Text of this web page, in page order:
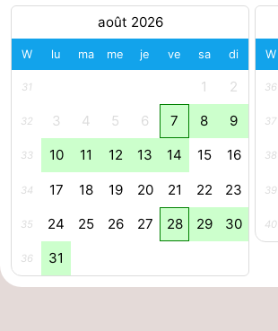
Schoorlse
Duinen
Bergen
-
Alkmaar
Egmond
aan
Noordhollands
duinreservaat
Zee
Zuid-
Kennermerland
Amsterdam
Haarlem
-
août 2026
W lu ma me je ve sa di
31 1 2
32 3 4 5 6 7 8 9
33 10 11 12 13 14 15 16
34 17 18 19 20 21 22 23
35 24 25 26 27 28 29 30
36 31
W
36
37
38
39
40